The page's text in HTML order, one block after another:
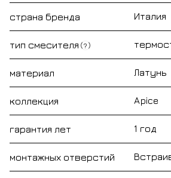
страна бренда Италия
тип смесителя ?
материал Латунь
коллекция Apice
гарантия лет 1 год
монтажных отверстий